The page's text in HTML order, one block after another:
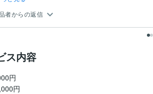
者からの返信
ス内容
円
円